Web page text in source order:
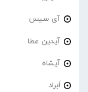
آی سیس
آیدین عطا
آیشاه
اَبراد